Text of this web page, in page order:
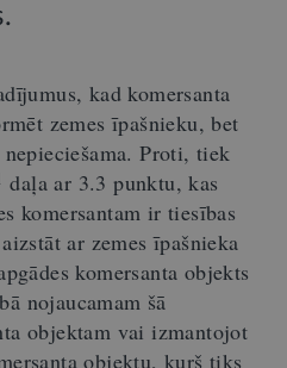
kad komersanta
zemes īpašnieku, bet
nepieciešama. Proti, tiek
daļa ar 3.3 punktu, kas
komersantam ir tiesības
ar zemes īpašnieka
komersanta objekts
nojaucamam šā
objektam vai izmantojot
objektu, kurš tiks